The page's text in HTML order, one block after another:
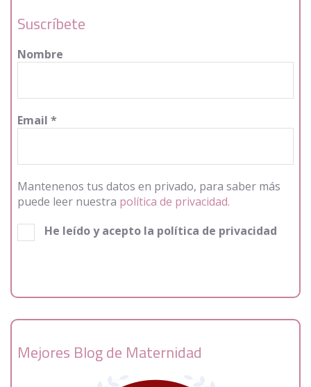
Suscríbete
Nombre
Email *
Mantenenos tus datos en privado, para saber más
puede leer nuestra política de privacidad.
He leído y acepto la política de privacidad
Mejores Blog de Maternidad